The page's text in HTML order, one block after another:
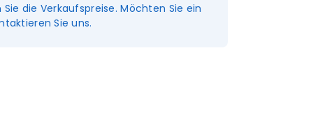
die Verkaufspreise. Möchten Sie ein
Sie uns.